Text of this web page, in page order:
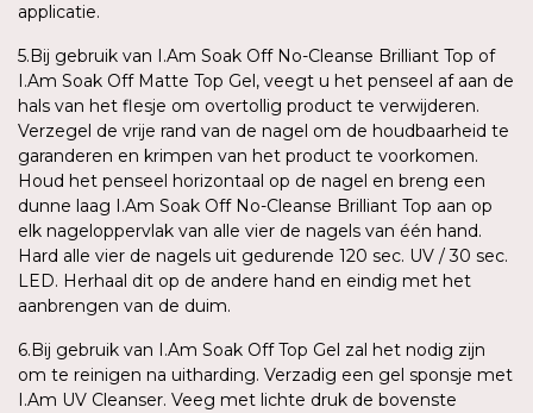
applicatie.
5.Bij gebruik van I.Am Soak Off No-Cleanse Brilliant Top of
I.Am Soak Off Matte Top Gel, veegt u het penseel af aan de
hals van het flesje om overtollig product te verwijderen.
Verzegel de vrije rand van de nagel om de houdbaarheid te
garanderen en krimpen van het product te voorkomen.
Houd het penseel horizontaal op de nagel en breng een
dunne laag I.Am Soak Off No-Cleanse Brilliant Top aan op
elk nageloppervlak van alle vier de nagels van één hand.
Hard alle vier de nagels uit gedurende 120 sec. UV / 30 sec.
LED. Herhaal dit op de andere hand en eindig met het
aanbrengen van de duim.
6.Bij gebruik van I.Am Soak Off Top Gel zal het nodig zijn
om te reinigen na uitharding. Verzadig een gel sponsje met
I.Am UV Cleanser. Veeg met lichte druk de bovenste